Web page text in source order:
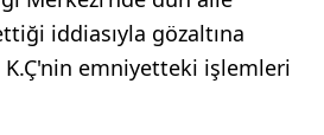
iddiasıyla gözaltına
K.Ç'nin emniyetteki işlemleri